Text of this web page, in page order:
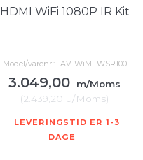
HDMI WiFi 1080P IR Kit
Model/varenr.: AV-WiMi-WSR100
3.049,00
m/Moms
(2.439,20 u/Moms)
LEVERINGSTID ER 1-3
DAGE